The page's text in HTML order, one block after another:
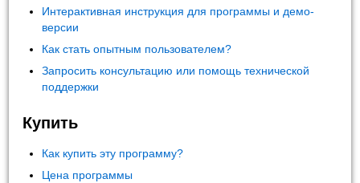
Интерактивная инструкция для программы и демо-
версии
Как стать опытным пользователем?
Запросить консультацию или помощь технической
поддержки
Купить
Как купить эту программу?
Цена программы